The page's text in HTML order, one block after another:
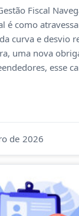
Fiscal
é como
curva e desvio
uma nova
esse
de 2026